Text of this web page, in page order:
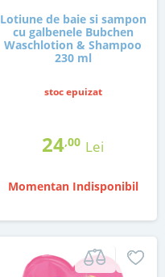
Lotiune de baie si sampon
cu galbenele Bubchen
Waschlotion & Shampoo
230 ml
stoc epuizat
24,00 Lei
Momentan Indisponibil